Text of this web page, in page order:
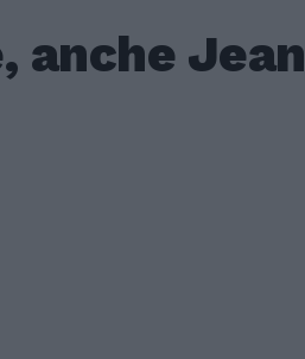
anche Jean